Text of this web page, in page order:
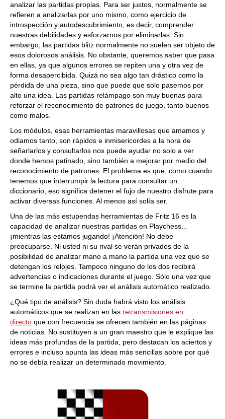
analizar las partidas propias. Para ser justos, normalmente se
refieren a analizarlas por uno mismo, como ejercicio de
introspección y autodescubrimiento, es decir, comprender
nuestras debilidades y esforzarnos por eliminarlas. Sin
embargo, las partidas blitz normalmente no suelen ser objeto de
esos dolorosos análisis. No obstante, queremos saber que pasa
en ellas, ya que algunos errores se repiten una y otra vez de
forma desapercibida. Quizá no sea algo tan drástico como la
pérdida de una pieza, sino que puede que solo pasemos por
alto una idea. Las partidas relámpago son muy buenas para
reforzar el reconocimiento de patrones de juego, tanto buenos
como malos.
Los módulos, esas herramientas maravillosas que amamos y
odiamos tanto, son rápidos e inmisericordes a la hora de
señarlarlos y consultarlos nos puede ayudar no solo a ver
donde hemos patinado, sino también a mejorar por medio del
reconocimiento de patrones. El problema es que, como cuando
tenemos que interrumpir la lectura para consultar un
diccionario, eso significa detener el fujo de nuestro disfrute para
activar diversas funciones. Al menos así solía ser.
Una de las más estupendas herramientas de Fritz 16 es la
capacidad de analizar nuestras partidas en Playchess…
¡mientras las estamos jugando! ¡Atención! No debe
preocuparse. Ni usted ni su rival se verán privados de la
posibilidad de analizar mano a mano la partida una vez que se
detengan los relojes. Tampoco ninguno de los dos recibirá
advertencias o indicaciones durante el juego. Sólo una vez que
se termine la partida podrá ver el análisis automático realizado.
¿Qué tipo de análisis? Sin duda habrá visto los análisis
automáticos que se realizan en las retransmisiones en
directo que con frecuencia se ofrecen también en las páginas
de noticias. No sustituyen a un gran maestro que le explique las
ideas más profundas de la partida, pero destacan los aciertos y
errores e incluso apunta las ideas más sencillas aobre por qué
no se debía realizar un determinado movimiento.